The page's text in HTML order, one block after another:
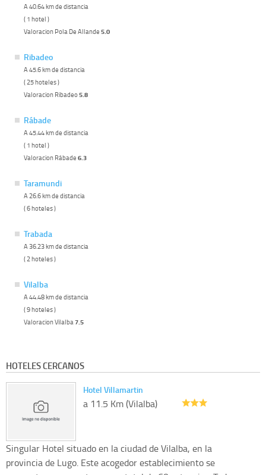
A 40.64 km de distancia
( 1 hotel )
Valoracion Pola De Allande 5.0
Ribadeo
A 45.6 km de distancia
( 25 hoteles )
Valoracion Ribadeo5.8
Rábade
A 45.44 km de distancia
( 1 hotel )
Valoracion Rábade 6.3
Taramundi
A 26.6 km de distancia
( 6 hoteles )
Trabada
A 36.23 km de distancia
( 2 hoteles )
Vilalba
A 44.48 km de distancia
( 9 hoteles )
Valoracion Vilalba7.5
HOTELES CERCANOS
Hotel Villamartin
a 11.5 Km (Vilalba)
Singular Hotel situado en la ciudad de Vilalba, en la
provincia de Lugo. Este acogedor establecimiento se